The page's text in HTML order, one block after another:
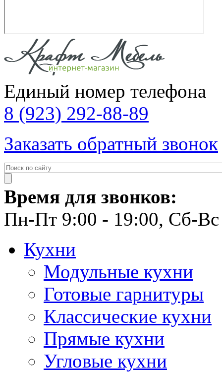
Единый номер телефона
8 (923) 292-88-89
Заказать обратный звонок
Время для звонков:
Пн-Пт 9:00 - 19:00, Сб-Вс
Кухни
Модульные кухни
Готовые гарнитуры
Классические кухни
Прямые кухни
Угловые кухни